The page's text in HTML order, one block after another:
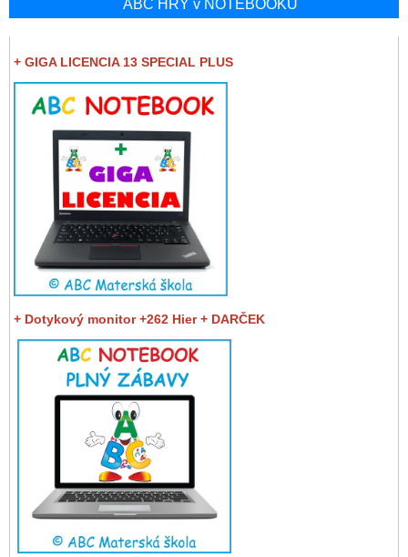
ABC HRY v NOTEBOOKU
+ GIGA LICENCIA 13 SPECIAL PLUS
+ Dotykový monitor +262 Hier + DARČEK